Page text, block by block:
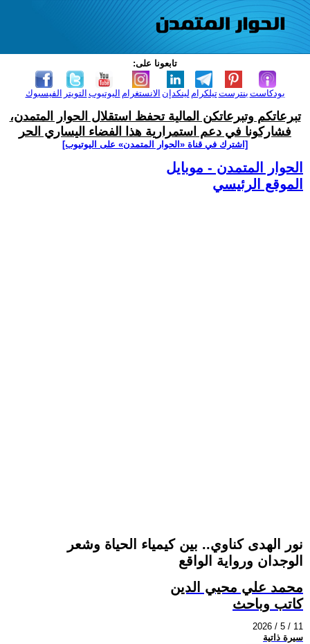
تابعونا على:
الفيسبوك التويتر اليوتيوب الانستغرام لينكدإن تيلكرامبنترست بودكاست
تبرعاتكم وتبرعاتكن المالية تحفظ استقلال الحوار المتمدن،
فشاركونا في دعم استمرارية هذا الفضاء اليساري الحر
[اشترك في قناة ‫«الحوار المتمدن» على اليوتيوب]
الحوار المتمدن - موبايل
الموقع الرئيسي
نور الهدى كناوي.. بين كيمياء الحياة وشعر
الوجدان ورواية الواقع
محمد علي محيي الدين
كاتب وباحث
2026 / 5 / 11
سيرة ذاتية